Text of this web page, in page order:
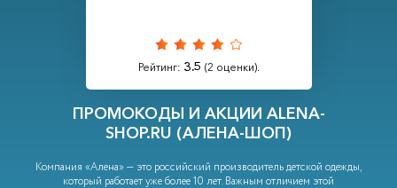
Рейтинг: 3.5 (2 оценки).
ПРОМОКОДЫ И АКЦИИ ALENA-
SHOP.RU (АЛЕНА-ШОП)
Компания «Алена» — это российский производитель детской одежды,
который работает уже более 10 лет. Важным отличием этой